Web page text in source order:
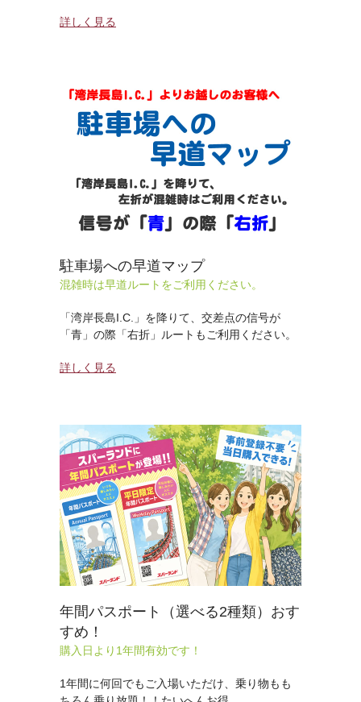
詳しく見る
駐車場への早道マップ
混雑時は早道ルートをご利用ください。
「湾岸長島I.C.」を降りて、交差点の信号が
「青」の際「右折」ルートもご利用ください。
詳しく見る
年間パスポート（選べる2種類）おす
すめ！
購入日より1年間有効です！
1年間に何回でもご入場いただけ、乗り物もも